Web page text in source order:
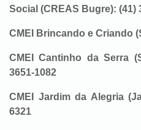
Social (CREAS Bugre): (41)
CMEI Brincando e Criando
CMEI Cantinho da Serra
3651-1082
CMEI Jardim da Alegria
6321